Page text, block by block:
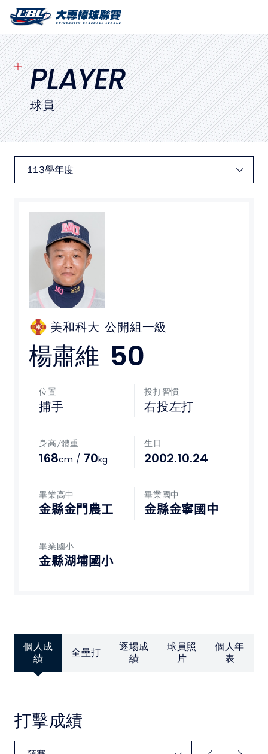
SITEMAP
首頁
球隊戰績
賽程表
球隊與球員
比賽場地
最新消息
媒體文章
下載專區
聯絡我們
POLICY
隱私權政策
網站使用條款
教育部體育署
中華民國大專院校體育總會
PLAYER
球員
美和科大 公開組一級
楊肅維 50
位置
捕手
投打習慣
右投左打
身高/體重
168cm / 70kg
生日
2002.10.24
畢業高中
金縣金門農工
畢業國中
金縣金寧國中
畢業國小
金縣湖埔國小
個人成
績
全壘打
逐場成
績
球員照
片
個人年
表
打擊成績